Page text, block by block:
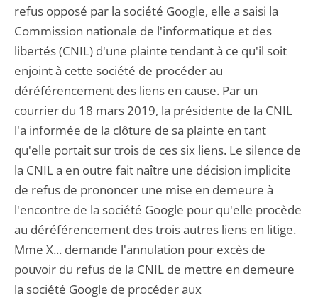
refus opposé par la société Google, elle a saisi la
Commission nationale de l'informatique et des
libertés (CNIL) d'une plainte tendant à ce qu'il soit
enjoint à cette société de procéder au
déréférencement des liens en cause. Par un
courrier du 18 mars 2019, la présidente de la CNIL
l'a informée de la clôture de sa plainte en tant
qu'elle portait sur trois de ces six liens. Le silence de
la CNIL a en outre fait naître une décision implicite
de refus de prononcer une mise en demeure à
l'encontre de la société Google pour qu'elle procède
au déréférencement des trois autres liens en litige.
Mme X... demande l'annulation pour excès de
pouvoir du refus de la CNIL de mettre en demeure
la société Google de procéder aux